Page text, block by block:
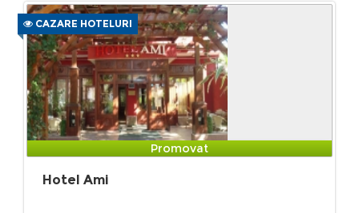
CAZARE HOTELURI
Promovat
Hotel Ami